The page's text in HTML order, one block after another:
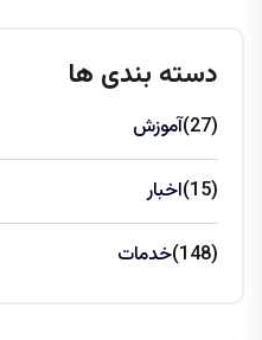
دسته بندی ها
آموزش (27)
اخبار (15)
خدمات (148)